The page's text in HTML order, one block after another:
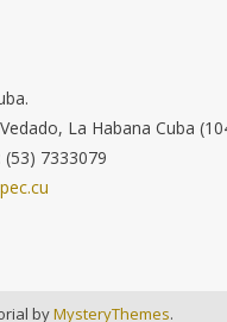
La Habana Cuba
7333079
byMysteryThemes.